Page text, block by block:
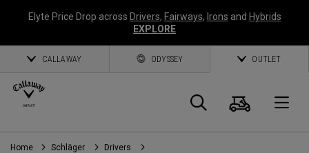
Elyte Price Drop across Drivers, Fairways, Irons and Hybrids
EXPLORE
CALLAWAY ODYSSEY OUTLET
Suche
Home Schläger Drivers